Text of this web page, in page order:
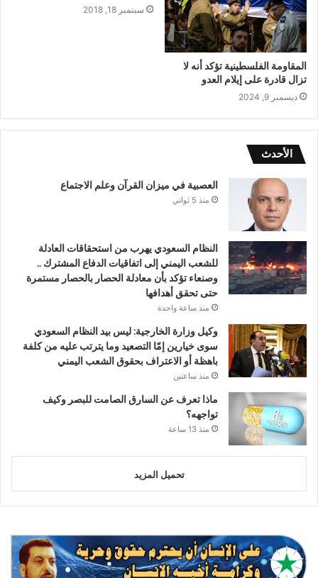
المقاومة الفلسطينية تؤكد أنه لا
تزال قادرة على إيلام العدو
ديسمبر 9, 2024
سبتمبر 18, 2018
الأحدث
العصبية في ميزان القرآن وعلم الاجتماع
منذ 5 ثواني
النظام السعودي يهرب من استحقاقات العادلة
للشعب اليمني إلى اتفاقيات الدفاع المشترك ..
وصنعاء تؤكد بأن معادلة الحصار بالحصار مستمرة
حتى تحقق أهدافها
منذ ساعة واحدة
وكيل وزارة الخارجية: ليس بيد النظام السعودي
سوى خيارين إمّا التصعيد وما يترتب عليه من كلفة
باهظة أو الاعتراف بحقوق الشعب اليمني
منذ ساعتين
ماذا تعرف عن السارق الصامت للبصر وكيف
تواجهه؟
منذ 13 ساعة
تحميل المزيد